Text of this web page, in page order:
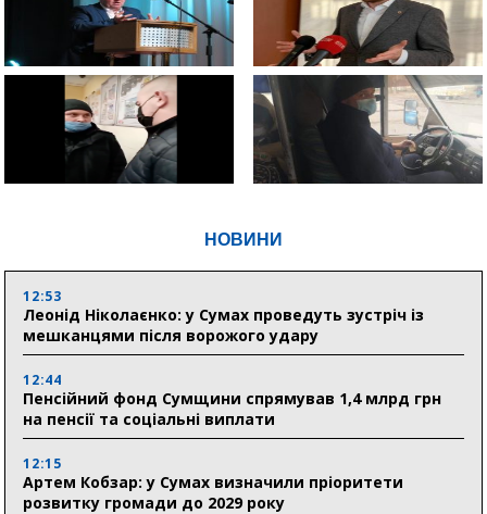
НОВИНИ
12:53
Леонід Ніколаєнко: у Сумах проведуть зустріч із
мешканцями після ворожого удару
12:44
Пенсійний фонд Сумщини спрямував 1,4 млрд грн
на пенсії та соціальні виплати
12:15
Артем Кобзар: у Сумах визначили пріоритети
розвитку громади до 2029 року